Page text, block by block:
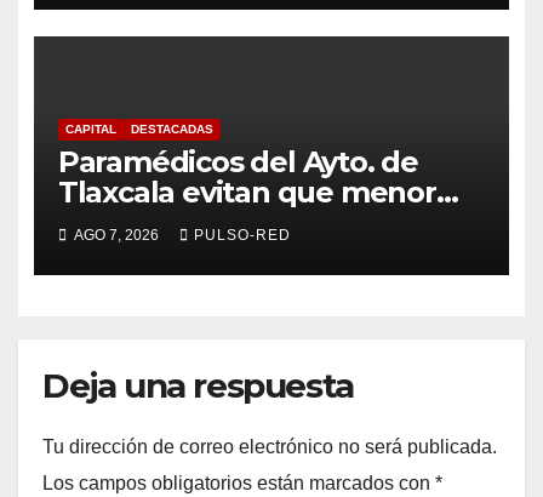
CAPITAL DESTACADAS
Paramédicos del Ayto. de
Tlaxcala evitan que menor
sufra complicaciones por
hipotermia tras caer en una
cisterna
AGO 7, 2026 PULSO-RED
Deja una respuesta
Tu dirección de correo electrónico no será publicada.
Los campos obligatorios están marcados con *